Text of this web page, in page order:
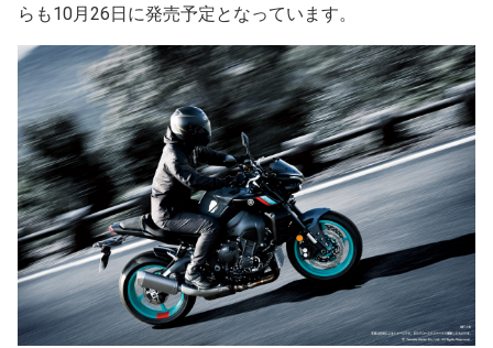
らも10月26日に発売予定となっています。